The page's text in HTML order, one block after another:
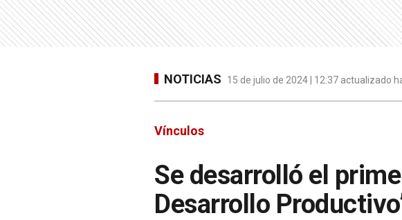
NOTICIAS 15 de julio de 2024 | 12:37 actualizado
Vínculos
Se desarrolló el
Desarrollo